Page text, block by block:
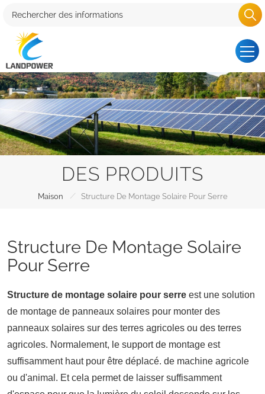
DES PRODUITS
Maison / Structure De Montage Solaire Pour Serre
Structure De Montage Solaire
Pour Serre
Structure de montage solaire pour serre est une solution
de montage de panneaux solaires pour monter des
panneaux solaires sur des terres agricoles ou des terres
agricoles. Normalement, le support de montage est
suffisamment haut pour être déplacé. de machine agricole
ou d'animal. Et cela permet de laisser suffisamment